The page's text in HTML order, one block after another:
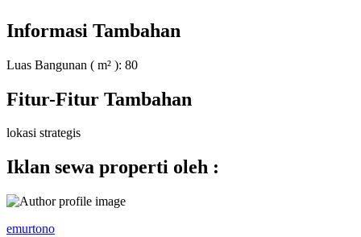
Informasi Tambahan
Luas Bangunan ( m² ): 80
Fitur-Fitur Tambahan
lokasi strategis
Iklan sewa properti oleh :
emurtono